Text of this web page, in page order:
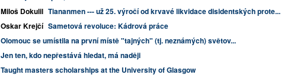
Miloš Dokulil Tiananmen --- už 25. výročí od krvavé likvidace disidentských prote...
Oskar Krejčí Sametová revoluce: Kádrová práce
Olomouc se umístila na první místě "tajných" (tj. neznámých) světov...
Jen ten, kdo nepřestává hledat, má naději
Taught masters scholarships at the University of Glasgow